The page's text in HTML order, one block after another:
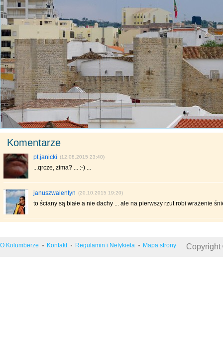
Komentarze
pt.janicki (12.08.2015 23:40)
...qrcze, zima? ... :-) ...
januszwalentyn (20.10.2015 19:20)
to ściany są białe a nie dachy ... ale na pierwszy rzut robi wrażenie
O Kolumberze Kontakt Regulamin i Netykieta Mapa strony